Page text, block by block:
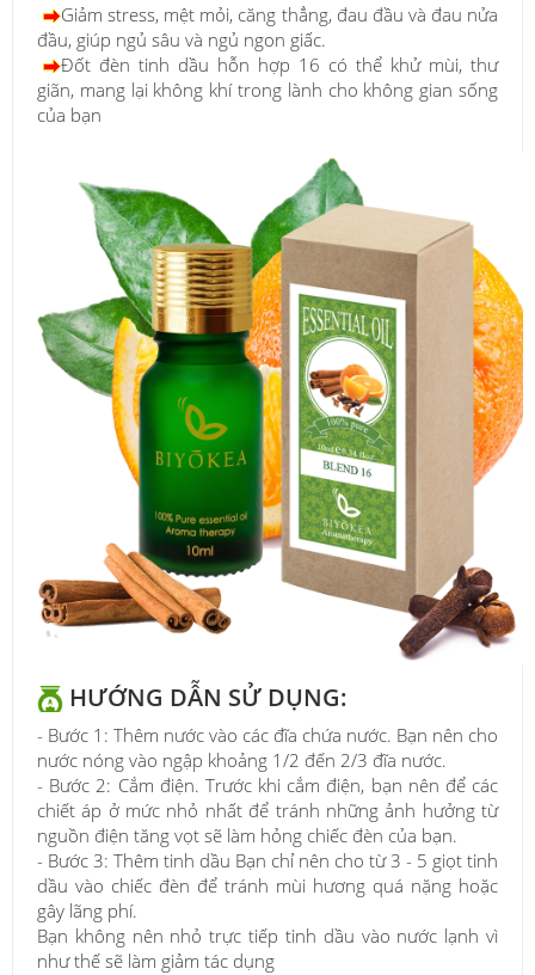
Giảm stress, mệt mỏi, căng thẳng, đau đầu và đau nửa
đầu, giúp ngủ sâu và ngủ ngon giấc.
Đốt đèn tinh dầu hỗn hợp 16 có thể khử mùi, thư
giãn, mang lại không khí trong lành cho không gian sống
của bạn
HƯỚNG DẪN SỬ DỤNG:
- Bước 1: Thêm nước vào các đĩa chứa nước. Bạn nên cho
nước nóng vào ngập khoảng 1/2 đến 2/3 đĩa nước.
- Bước 2: Cắm điện. Trước khi cắm điện, bạn nên để các
chiết áp ở mức nhỏ nhất để tránh những ảnh hưởng từ
nguồn điện tăng vọt sẽ làm hỏng chiếc đèn của bạn.
- Bước 3: Thêm tinh dầu Bạn chỉ nên cho từ 3 - 5 giọt tinh
dầu vào chiếc đèn để tránh mùi hương quá nặng hoặc
gây lãng phí.
Bạn không nên nhỏ trực tiếp tinh dầu vào nước lạnh vì
như thế sẽ làm giảm tác dụng